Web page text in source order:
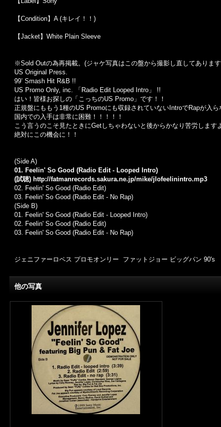
【Condition】A (キレイ！！)
【Jacket】White Plain Sleeve
※Sold Outの為再掲載。 (ジャケ写真はこの盤から撮影し直してありま
US Original Press.
99’ Smash Hit R&B !!
US Promo Only, inc. 「Radio Edit Looped Intro」 !!
はい！皆様お探しの「こっちのUS Promo」です！！
正規盤にももう1種のUS Promoにも収録されていないIntroでRapが入
国内での入手は非常に困難！！！！！
こう言うのこそ見たときにGetしちゃわないと後からかなり苦労します
絶対にこの機会に！！
(Side A)
01. Feelin' So Good (Radio Edit - Looped Intro)
(試聴) http://fatmanrecords.sakura.ne.jp/mike/jlofeelinintro.mp3
02. Feelin' So Good (Radio Edit)
03. Feelin' So Good (Radio Edit - No Rap)
(Side B)
01. Feelin' So Good (Radio Edit - Looped Intro)
02. Feelin' So Good (Radio Edit)
03. Feelin' So Good (Radio Edit - No Rap)
ジェニファーロペス プロモオンリー ファットジョー ビッグパン 90's
他の写真